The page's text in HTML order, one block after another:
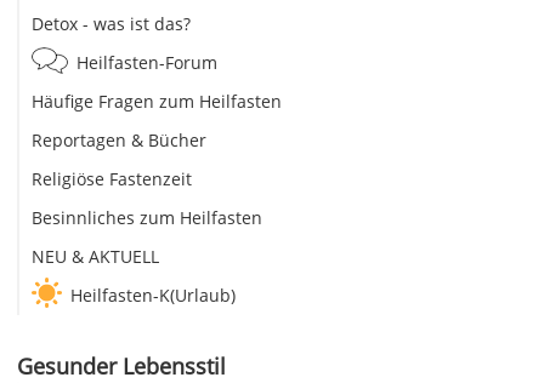
Detox - was ist das?
Heilfasten-Forum
Häufige Fragen zum Heilfasten
Reportagen & Bücher
Religiöse Fastenzeit
Besinnliches zum Heilfasten
NEU & AKTUELL
Heilfasten-K(Urlaub)
Gesunder Lebensstil